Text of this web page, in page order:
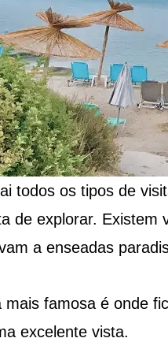
todos os tipos de
de explorar. Existem
a enseadas
mais famosa é onde
excelente vista.